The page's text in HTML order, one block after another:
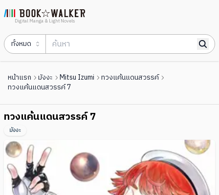
Digital Manga & Light Novels
ทั้งหมด
หน้าแรก มังงะ Mitsu Izumi
ทวงแค้นแดนสวรรค์
ทวงแค้นแดนสวรรค์ 7
ทวงแค้นแดนสวรรค์ 7
มังงะ